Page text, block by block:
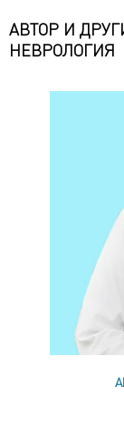
АВТОР И
НЕВРОЛОГИЯ